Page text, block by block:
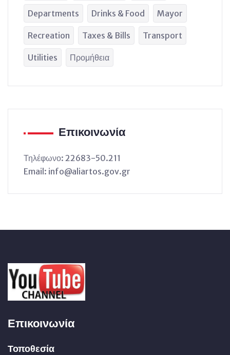
Departments Drinks & Food Mayor
Recreation Taxes & Bills Transport
Utilities Προμήθεια
Επικοινωνία
Τηλέφωνο: 22683-50.211
Email: info@aliartos.gov.gr
Επικοινωνία
Τοποθεσία